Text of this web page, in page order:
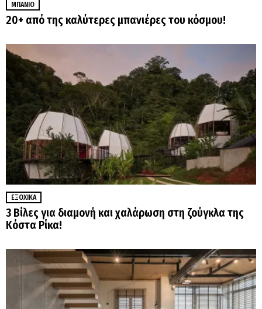
ΜΠΆΝΙΟ
20+ από της καλύτερες μπανιέρες του κόσμου!
ΕΞΟΧΙΚΆ
3 Βίλες για διαμονή και χαλάρωση στη ζούγκλα της
Κόστα Ρίκα!